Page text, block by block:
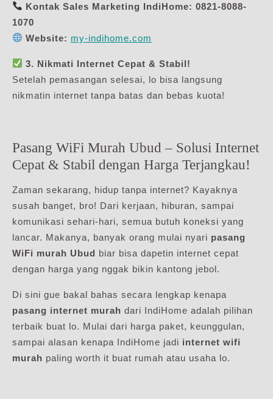
Kontak Sales Marketing IndiHome: 0821-8088-
1070
Website: my-indihome.com
3. Nikmati Internet Cepat & Stabil!
Setelah pemasangan selesai, lo bisa langsung
nikmatin internet tanpa batas dan bebas kuota!
Pasang WiFi Murah Ubud – Solusi Internet
Cepat & Stabil dengan Harga Terjangkau!
Zaman sekarang, hidup tanpa internet? Kayaknya
susah banget, bro! Dari kerjaan, hiburan, sampai
komunikasi sehari-hari, semua butuh koneksi yang
lancar. Makanya, banyak orang mulai nyari pasang
WiFi murah Ubud biar bisa dapetin internet cepat
dengan harga yang nggak bikin kantong jebol.
Di sini gue bakal bahas secara lengkap kenapa
pasang internet murah dari IndiHome adalah pilihan
terbaik buat lo. Mulai dari harga paket, keunggulan,
sampai alasan kenapa IndiHome jadi internet wifi
murah paling worth it buat rumah atau usaha lo.